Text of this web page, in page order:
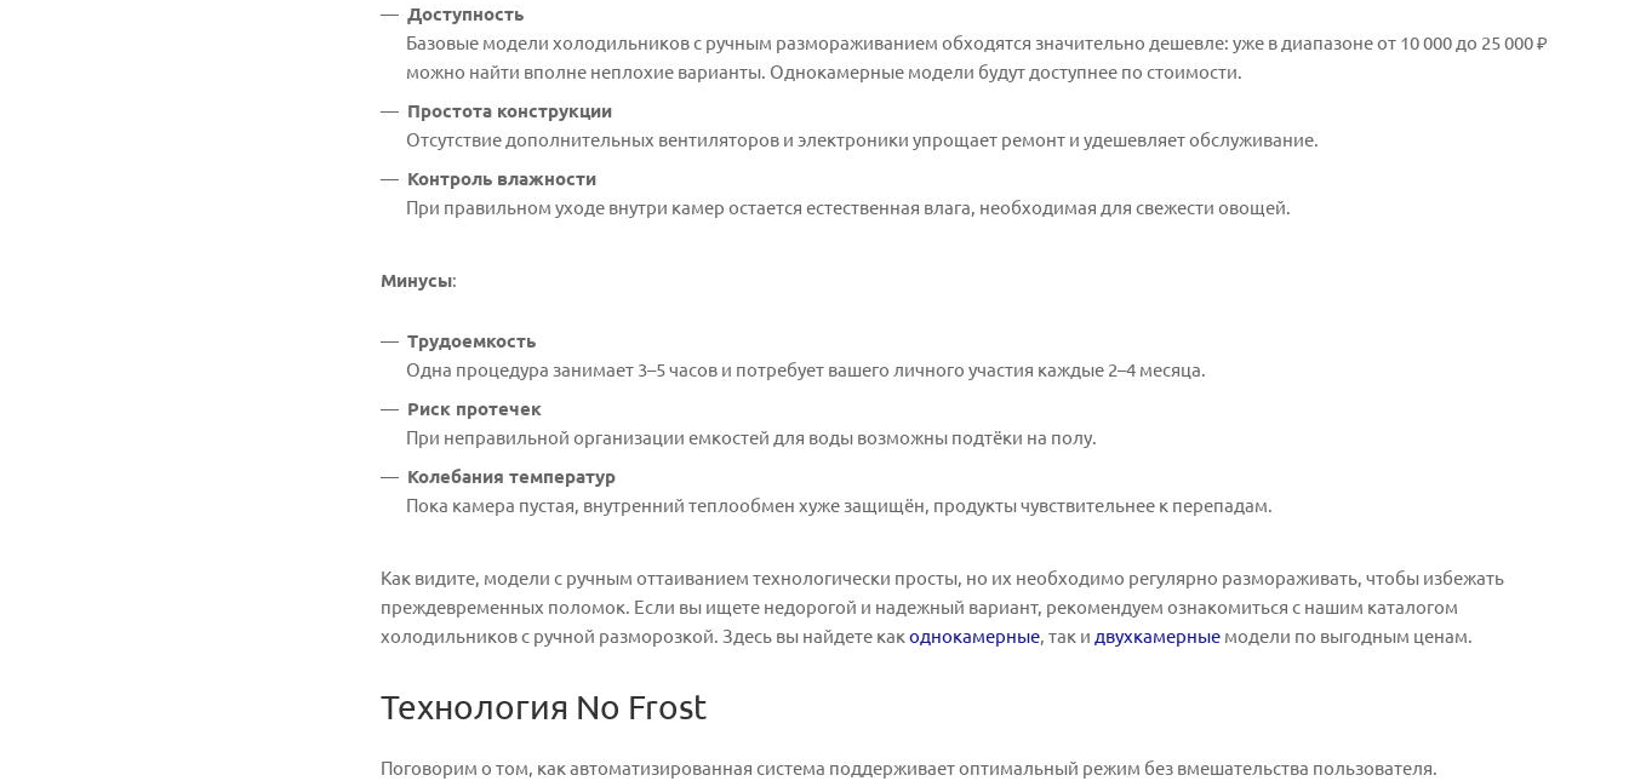
Доступность
Базовые модели холодильников с ручным размораживанием обходятся значительно дешевле: уже в диапазоне от 10 000 до 25 000 ₽
можно найти вполне неплохие варианты. Однокамерные модели будут доступнее по стоимости.
Простота конструкции
Отсутствие дополнительных вентиляторов и электроники упрощает ремонт и удешевляет обслуживание.
Контроль влажности
При правильном уходе внутри камер остается естественная влага, необходимая для свежести овощей.
Минусы:
Трудоемкость
Одна процедура занимает 3–5 часов и потребует вашего личного участия каждые 2–4 месяца.
Риск протечек
При неправильной организации емкостей для воды возможны подтёки на полу.
Колебания температур
Пока камера пустая, внутренний теплообмен хуже защищён, продукты чувствительнее к перепадам.
Как видите, модели с ручным оттаиванием технологически просты, но их необходимо регулярно размораживать, чтобы избежать
преждевременных поломок. Если вы ищете недорогой и надежный вариант, рекомендуем ознакомиться с нашим каталогом
холодильников с ручной разморозкой. Здесь вы найдете как однокамерные, так и двухкамерные модели по выгодным ценам.
Технология No Frost
Поговорим о том, как автоматизированная система поддерживает оптимальный режим без вмешательства пользователя.